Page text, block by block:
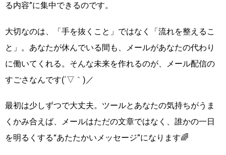
る内容”に集中できるのです。
大切なのは、「手を抜くこと」ではなく「流れを整えるこ
と」。あなたが休んでいる間も、メールがあなたの代わり
に働いてくれる。そんな未来を作れるのが、メール配信の
すごさなんです(´▽｀)／
最初は少しずつで大丈夫。ツールとあなたの気持ちがうま
くかみ合えば、メールはただの文章ではなく、誰かの一日
を明るくする“あたたかいメッセージ”になります🌈